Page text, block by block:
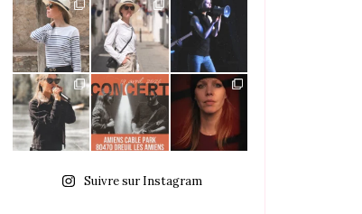
Suivre sur Instagram